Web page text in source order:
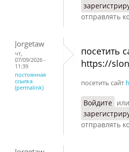
отправлять
Jorgetaw
чт,
07/09/2026 -
11:39
постоянная
ссылка
(permalink)
посетить
https://
посетить сайт
Войдите или
отправлять